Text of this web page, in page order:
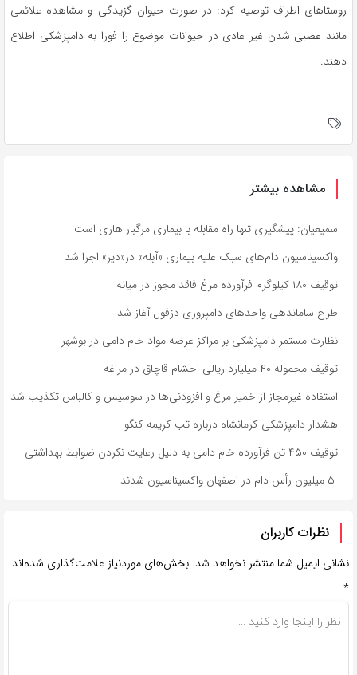
روستاهای اطراف توصیه کرد: در صورت حیوان گزیدگی و مشاهده علائمی
مانند عصبی شدن غیر عادی در حیوانات موضوع را فورا به دامپزشکی اطلاع
دهند.
مشاهده بیشتر
سمیعیان: پیشگیری تنها راه مقابله با بیماری مرگبار هاری است
واکسیناسیون دام‌های سبک علیه بیماری «آبله» در«دیر» اجرا شد
توقیف ۱۸۰ کیلوگرم فرآورده مرغ فاقد مجوز در میانه
طرح ساماندهی واحدهای دامپروری دزفول آغاز شد
نظارت مستمر دامپزشکی بر مراکز عرضه مواد خام دامی در بوشهر
توقیف محموله ۴۰ میلیارد ریالی احشام قاچاق در مراغه
استفاده غیرمجاز از خمیر مرغ و افزودنی‌ها در سوسیس و کالباس تکذیب شد
هشدار دامپزشکی کرمانشاه درباره تب کریمه کنگو
توقیف ۴۵۰ تن فرآورده خام دامی به دلیل رعایت نکردن ضوابط بهداشتی
نظرات کاربران
نشانی ایمیل شما منتشر نخواهد شد. بخش‌های موردنیاز علامت‌گذاری شده‌اند
*